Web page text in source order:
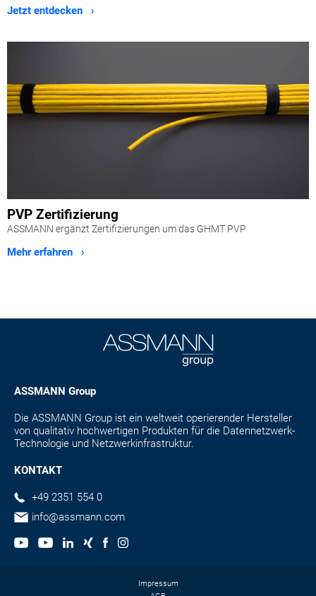
Jetzt entdecken ›
PVP Zertifizierung
ASSMANN ergänzt Zertifizierungen um das GHMT PVP
Mehr erfahren ›
ASSMANN Group
Die ASSMANN Group ist ein weltweit operierender Hersteller
von qualitativ hochwertigen Produkten für die Datennetzwerk-
Technologie und Netzwerkinfrastruktur.
KONTAKT
+49 2351 554 0
info@assmann.com
Impressum